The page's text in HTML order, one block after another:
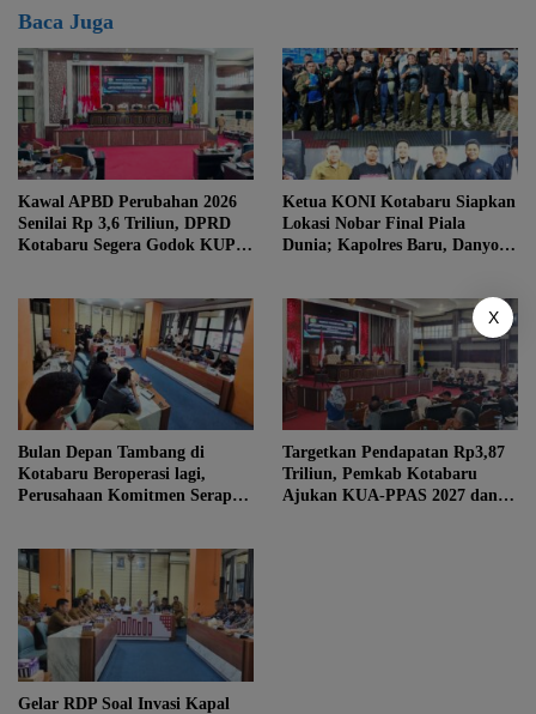
Baca Juga
Kawal APBD Perubahan 2026
Senilai Rp 3,6 Triliun, DPRD
Kotabaru Segera Godok KUPA-
Ketua KONI Kotabaru Siapkan
Lokasi Nobar Final Piala
Dunia; Kapolres Baru, Danyon
Bulan Depan Tambang di
Kotabaru Beroperasi lagi,
Perusahaan Komitmen Serap
Targetkan Pendapatan Rp3,87
Triliun, Pemkab Kotabaru
Ajukan KUA-PPAS 2027 dan 3
Gelar RDP Soal Invasi Kapal
X